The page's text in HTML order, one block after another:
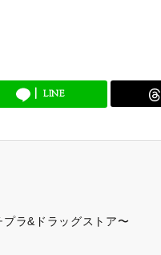
LINE
ラ&ドラッグストア〜